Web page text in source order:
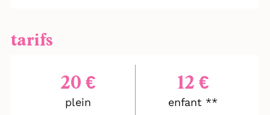
tarifs
20 €
plein
12 €
enfant **